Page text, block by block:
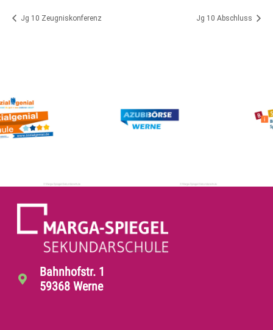
Jg 10 Zeugniskonferenz Jg 10 Abschluss
Bahnhofstr. 1
59368 Werne